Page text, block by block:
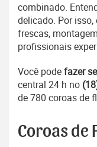
combinado.
delicado. Por
frescas,
profissionais
Você podefazer
central 24 h no
de 780 coroas de
Coroas de